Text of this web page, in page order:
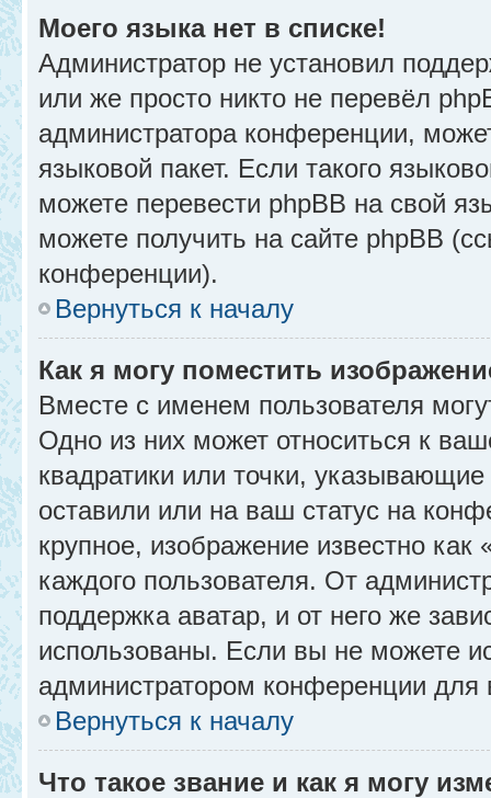
Моего языка нет в списке!
Администратор не установил
или же просто никто не перевёл
администратора конференции,
языковой пакет. Если такого
можете перевести phpBB на свой
можете получить на сайте phpBB
конференции).
Вернуться к началу
Как я могу поместить
Вместе с именем пользователя
Одно из них может относиться к
квадратики или точки,
оставили или на ваш статус на
крупное, изображение известно
каждого пользователя. От
поддержка аватар, и от него же
использованы. Если вы не можете
администратором конференции для
Вернуться к началу
Что такое звание и как я могу